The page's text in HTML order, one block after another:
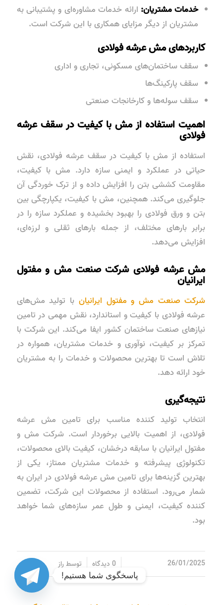
خدمات مشتریان: ارائه خدمات مشاوره‌ای و پشتیبانی به
مشتریان از دیگر مزایای همکاری با این شرکت است.
کاربردهای مش عرشه فولادی
سقف ساختمان‌های مسکونی، تجاری و اداری
سقف پارکینگ‌ها
سقف سوله‌ها و کارخانجات صنعتی
اهمیت استفاده از مش با کیفیت در سقف عرشه
فولادی
استفاده از مش با کیفیت در سقف عرشه فولادی، نقش
حیاتی در عملکرد و ایمنی سازه دارد. مش با کیفیت،
مقاومت کششی بتن را افزایش داده و از ترک خوردگی آن
جلوگیری می‌کند. همچنین، مش با کیفیت، یکپارچگی بین
بتن و ورق فولادی را بهبود بخشیده و عملکرد سازه را در
برابر بارهای مختلف، از جمله بارهای ثقلی و لرزه‌ای،
افزایش می‌دهد.
مش عرشه فولادی شرکت صنعت مش و مفتول
ایرانیان
شرکت صنعت مش و مفتول ایرانیان با تولید مش‌های
عرشه فولادی با کیفیت و استاندارد، نقش مهمی در تامین
نیازهای صنعت ساختمان کشور ایفا می‌کند. این شرکت با
تمرکز بر کیفیت، نوآوری و خدمات مشتریان، همواره در
تلاش است تا بهترین محصولات و خدمات را به مشتریان
خود ارائه دهد.
نتیجه‌گیری
انتخاب تولید کننده مناسب برای تامین مش عرشه
فولادی، از اهمیت بالایی برخوردار است. شرکت مش و
مفتول ایرانیان با سابقه درخشان، کیفیت بالای محصولات،
تکنولوژی پیشرفته و خدمات مشتریان ممتاز، یکی از
بهترین گزینه‌ها برای تامین مش عرشه فولادی در ایران به
شمار می‌رود. استفاده از محصولات این شرکت، تضمین
کننده کیفیت، ایمنی و طول عمر سازه‌های شما خواهد
بود.
26/01/2025 0 دیدگاه توسطراز
پاسخگوی شما هستیم!